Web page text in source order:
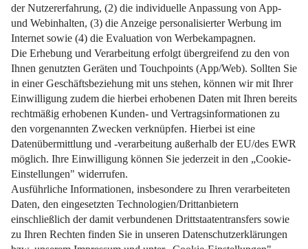
Impressum Datenschutz Nutzungsbedingungen
Pflichtinformationen AGB Über uns Bildquellen
Barrierefreiheit Widerrufsformular
Cookie-Einstellungen